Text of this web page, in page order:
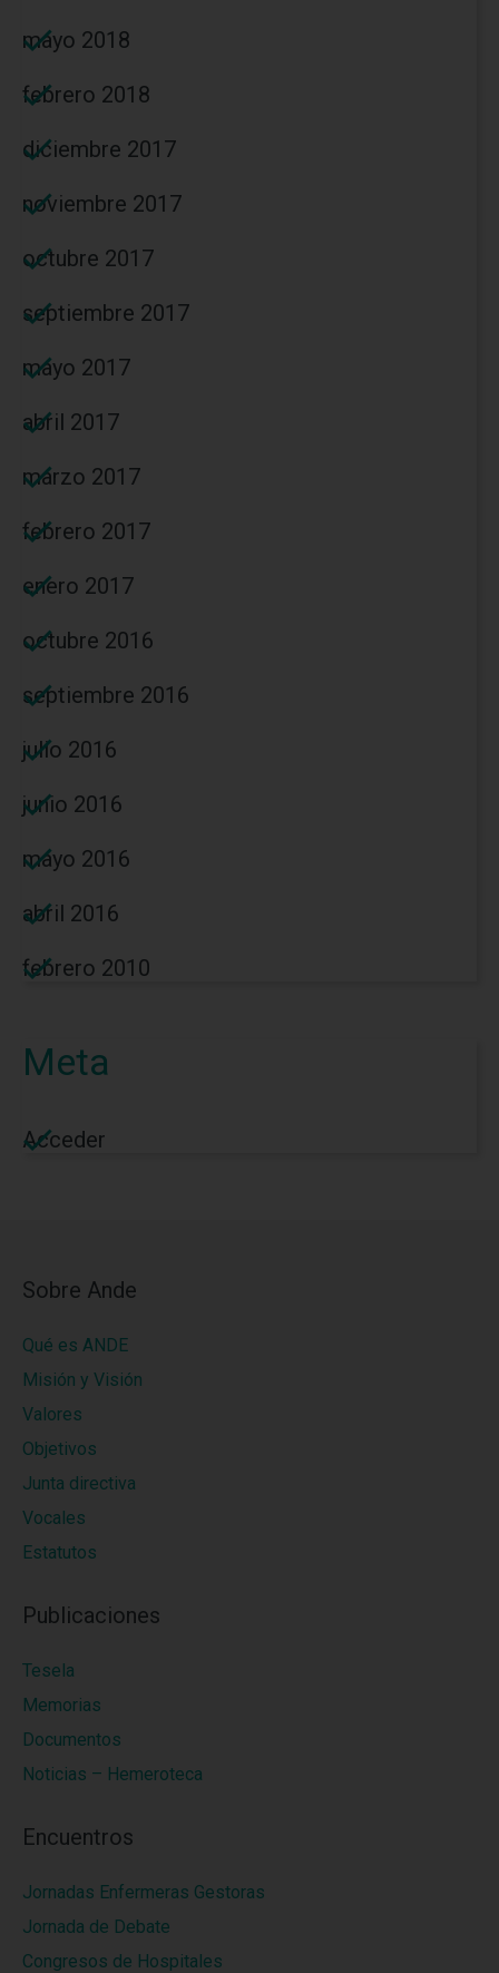
mayo 2018
febrero 2018
diciembre 2017
noviembre 2017
octubre 2017
septiembre 2017
mayo 2017
abril 2017
marzo 2017
febrero 2017
enero 2017
octubre 2016
septiembre 2016
julio 2016
junio 2016
mayo 2016
abril 2016
febrero 2010
Meta
Acceder
Sobre Ande
Qué es ANDE
Misión y Visión
Valores
Objetivos
Junta directiva
Vocales
Estatutos
Publicaciones
Tesela
Memorias
Documentos
Noticias – Hemeroteca
Encuentros
Jornadas Enfermeras Gestoras
Jornada de Debate
Congresos de Hospitales